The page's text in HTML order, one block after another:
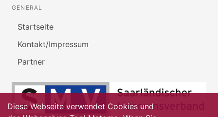
GENERAL
Startseite
Kontakt/Impressum
Partner
Diese Webseite verwendet Cookies und